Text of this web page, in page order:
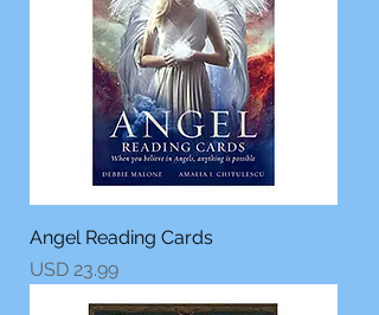
Angel Reading Cards
Precio
USD 23.99